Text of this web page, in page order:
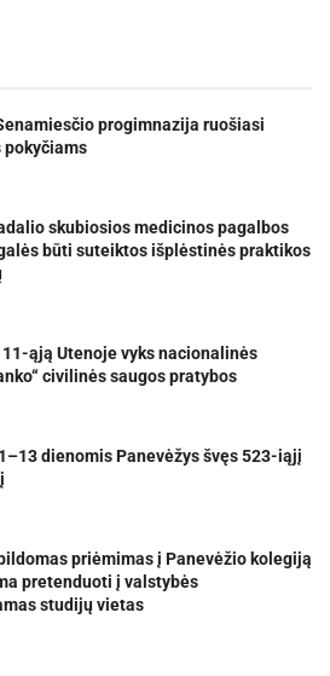
progimnazija ruošiasi
pokyčiams
skubiosios medicinos pagalbos
būti suteiktos išplėstinės praktikos
ąją Utenoje vyks nacionalinės
civilinės saugos pratybos
dienomis Panevėžys švęs 523-iąjį
priėmimas į Panevėžio kolegiją
pretenduoti į valstybės
studijų vietas